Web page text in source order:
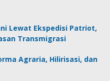
Lewat Ekspedisi Patriot,
Transmigrasi
Agraria, Hilirisasi, dan